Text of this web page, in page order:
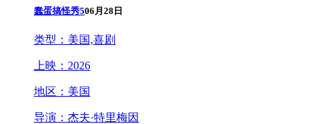
蠢蛋搞怪秀506月28日
类型： 美国,喜剧
上映： 2026
地区： 美国
导演： 杰夫·特里梅因